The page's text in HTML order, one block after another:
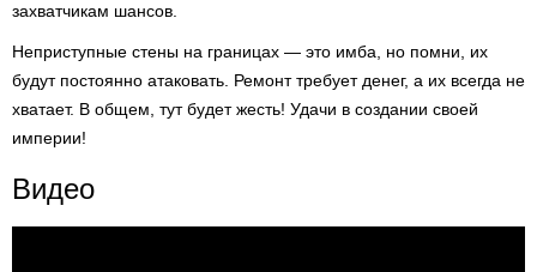
захватчикам шансов.
Неприступные стены на границах — это имба, но помни, их
будут постоянно атаковать. Ремонт требует денег, а их всегда не
хватает. В общем, тут будет жесть! Удачи в создании своей
империи!
Видео